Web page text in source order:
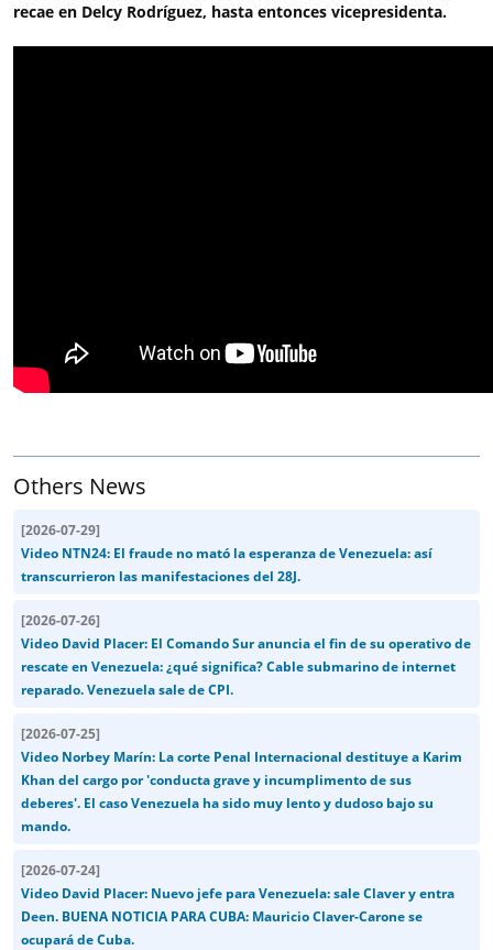
recae en Delcy Rodríguez, hasta entonces vicepresidenta.
Others News
[2026-07-29]
Video NTN24: El fraude no mató la esperanza de Venezuela: así
transcurrieron las manifestaciones del 28J.
[2026-07-26]
Video David Placer: El Comando Sur anuncia el fin de su operativo de
rescate en Venezuela: ¿qué significa? Cable submarino de internet
reparado. Venezuela sale de CPI.
[2026-07-25]
Video Norbey Marín: La corte Penal Internacional destituye a Karim
Khan del cargo por 'conducta grave y incumplimento de sus
deberes'. El caso Venezuela ha sido muy lento y dudoso bajo su
mando.
[2026-07-24]
Video David Placer: Nuevo jefe para Venezuela: sale Claver y entra
Deen. BUENA NOTICIA PARA CUBA: Mauricio Claver-Carone se
ocupará de Cuba.